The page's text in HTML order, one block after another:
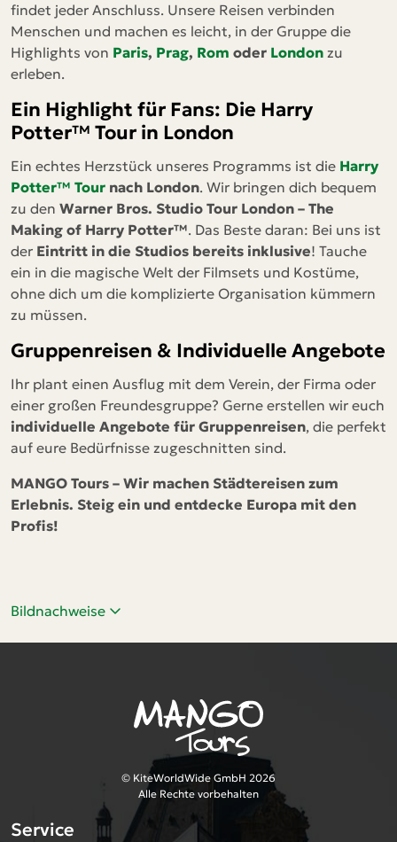
findet jeder Anschluss. Unsere Reisen verbinden
Menschen und machen es leicht, in der Gruppe die
Highlights von Paris, Prag, Rom oder London zu
erleben.
Ein Highlight für Fans: Die Harry
Potter™ Tour in London
Ein echtes Herzstück unseres Programms ist die Harry
Potter™ Tour nach London. Wir bringen dich bequem
zu den Warner Bros. Studio Tour London – The
Making of Harry Potter™. Das Beste daran: Bei uns ist
der Eintritt in die Studios bereits inklusive! Tauche
ein in die magische Welt der Filmsets und Kostüme,
ohne dich um die komplizierte Organisation kümmern
zu müssen.
Gruppenreisen & Individuelle Angebote
Ihr plant einen Ausflug mit dem Verein, der Firma oder
einer großen Freundesgruppe? Gerne erstellen wir euch
individuelle Angebote für Gruppenreisen, die perfekt
auf eure Bedürfnisse zugeschnitten sind.
MANGO Tours – Wir machen Städtereisen zum
Erlebnis. Steig ein und entdecke Europa mit den
Profis!
Bildnachweise
© KiteWorldWide GmbH 2026
Alle Rechte vorbehalten
Service